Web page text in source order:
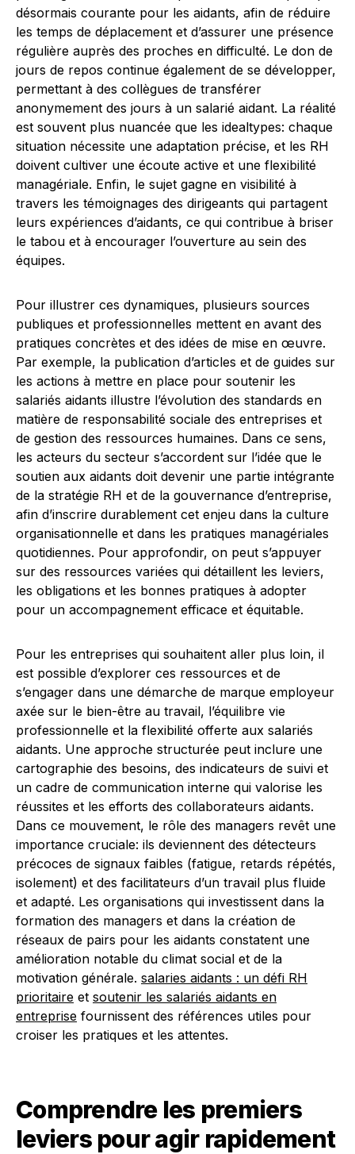
désormais courante pour les aidants, afin de réduire
les temps de déplacement et d’assurer une présence
régulière auprès des proches en difficulté. Le don de
jours de repos continue également de se développer,
permettant à des collègues de transférer
anonymement des jours à un salarié aidant. La réalité
est souvent plus nuancée que les idealtypes: chaque
situation nécessite une adaptation précise, et les RH
doivent cultiver une écoute active et une flexibilité
managériale. Enfin, le sujet gagne en visibilité à
travers les témoignages des dirigeants qui partagent
leurs expériences d’aidants, ce qui contribue à briser
le tabou et à encourager l’ouverture au sein des
équipes.
Pour illustrer ces dynamiques, plusieurs sources
publiques et professionnelles mettent en avant des
pratiques concrètes et des idées de mise en œuvre.
Par exemple, la publication d’articles et de guides sur
les actions à mettre en place pour soutenir les
salariés aidants illustre l’évolution des standards en
matière de responsabilité sociale des entreprises et
de gestion des ressources humaines. Dans ce sens,
les acteurs du secteur s’accordent sur l’idée que le
soutien aux aidants doit devenir une partie intégrante
de la stratégie RH et de la gouvernance d’entreprise,
afin d’inscrire durablement cet enjeu dans la culture
organisationnelle et dans les pratiques managériales
quotidiennes. Pour approfondir, on peut s’appuyer
sur des ressources variées qui détaillent les leviers,
les obligations et les bonnes pratiques à adopter
pour un accompagnement efficace et équitable.
Pour les entreprises qui souhaitent aller plus loin, il
est possible d’explorer ces ressources et de
s’engager dans une démarche de marque employeur
axée sur le bien-être au travail, l’équilibre vie
professionnelle et la flexibilité offerte aux salariés
aidants. Une approche structurée peut inclure une
cartographie des besoins, des indicateurs de suivi et
un cadre de communication interne qui valorise les
réussites et les efforts des collaborateurs aidants.
Dans ce mouvement, le rôle des managers revêt une
importance cruciale: ils deviennent des détecteurs
précoces de signaux faibles (fatigue, retards répétés,
isolement) et des facilitateurs d’un travail plus fluide
et adapté. Les organisations qui investissent dans la
formation des managers et dans la création de
réseaux de pairs pour les aidants constatent une
amélioration notable du climat social et de la
motivation générale. salaries aidants : un défi RH
prioritaire et soutenir les salariés aidants en
entreprise fournissent des références utiles pour
croiser les pratiques et les attentes.
Comprendre les premiers
leviers pour agir rapidement